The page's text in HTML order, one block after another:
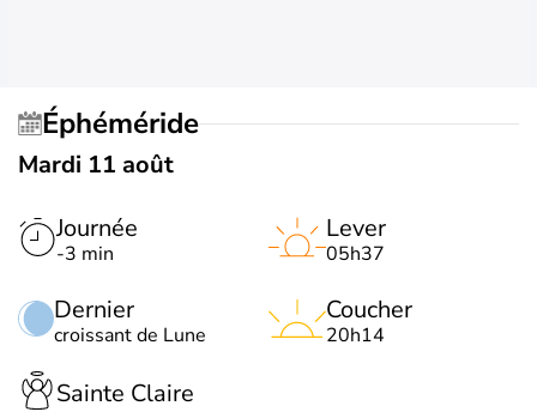
Éphéméride
Mardi 11 août
Journée
-3 min
Dernier
croissant de Lune
Lever
05h37
Coucher
20h14
Sainte Claire